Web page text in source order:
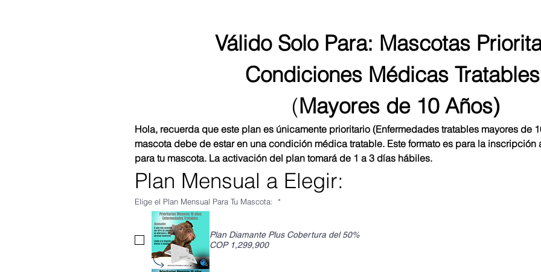
Válido Solo Para: Mascotas
Condiciones Médicas Tratables
(Mayores de 10 Años)
Hola, recuerda que este plan es únicamente prioritario (Enfermedades tratables mayores de
mascota debe de estar en una condición médica tratable. Este formato es para la inscripción
para tu mascota. La activación del plan tomará de 1 a 3 días hábiles.
Plan Mensual a Elegir:
Elige el Plan Mensual Para Tu Mascota: *
Plan Diamante Plus Cobertura del 50%
COP 1,299,900